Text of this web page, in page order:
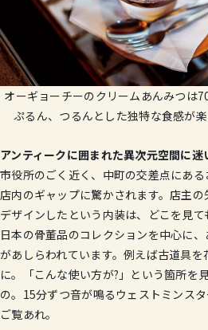
オーギョーチーのクリームあんみつは
ぷるん、つるんとした独特な食感が楽
アンティークに囲まれた異次元空間に迷
市役所のごく近く、中町の交差点にあ
店内のギャップに驚かされます。店主
デザインしたという内装は、どこを見て
日本の骨董品のコレクションを中心に
があしらわれています。例えば古道具
に。「こんな使い方が?」という箇所を
の。15分ずつ音が鳴るウェストミンス
ご覧あれ。